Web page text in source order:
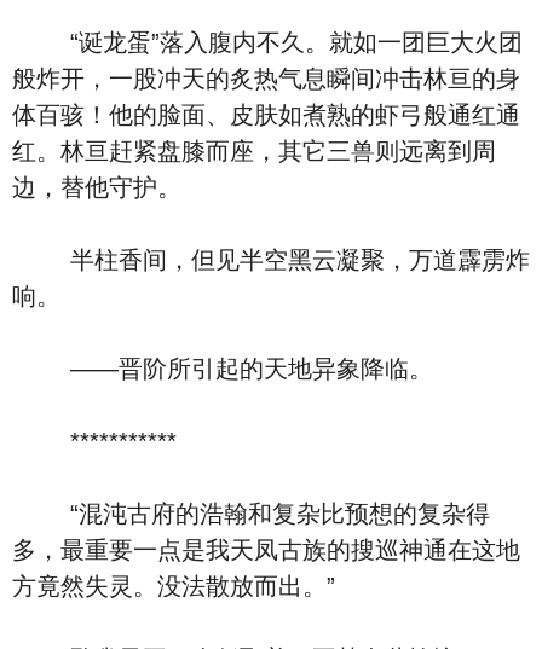
“诞龙蛋”落入腹内不久。就如一团巨大火团
般炸开，一股冲天的炙热气息瞬间冲击林亘的身
体百骇！他的脸面、皮肤如煮熟的虾弓般通红通
红。林亘赶紧盘膝而座，其它三兽则远离到周
边，替他守护。
半柱香间，但见半空黑云凝聚，万道霹雳炸
响。
——晋阶所引起的天地异象降临。
***********
“混沌古府的浩翰和复杂比预想的复杂得
多，最重要一点是我天凤古族的搜巡神通在这地
方竟然失灵。没法散放而出。”